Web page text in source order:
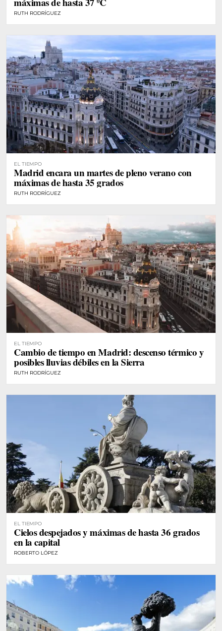
RUTH RODRÍGUEZ
EL TIEMPO
Madrid encara un martes de pleno verano con
máximas de hasta 35 grados
RUTH RODRÍGUEZ
EL TIEMPO
Cambio de tiempo en Madrid: descenso térmico y
posibles lluvias débiles en la Sierra
RUTH RODRÍGUEZ
EL TIEMPO
Cielos despejados y máximas de hasta 36 grados
en la capital
ROBERTO LÓPEZ